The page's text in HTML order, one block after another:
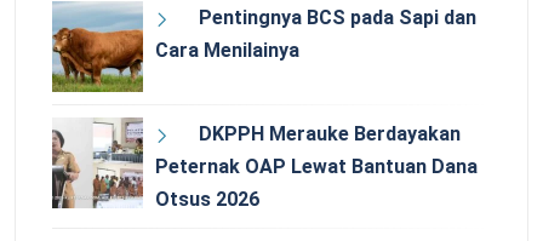
Pentingnya BCS pada Sapi dan
Cara Menilainya
DKPPH Merauke Berdayakan
Peternak OAP Lewat Bantuan Dana
Otsus 2026